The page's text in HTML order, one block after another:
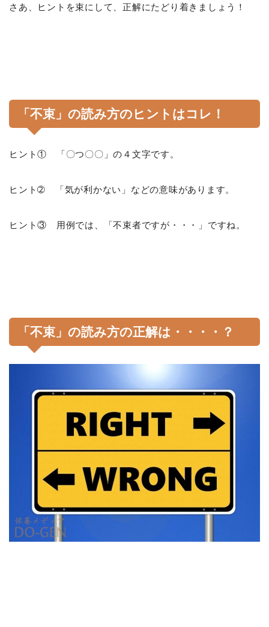
さあ、ヒントを束にして、正解にたどり着きましょう！
「不束」の読み方のヒントはコレ！
ヒント① 「〇つ〇〇」の４文字です。
ヒント➁ 「気が利かない」などの意味があります。
ヒント③ 用例では、「不束者ですが・・・」ですね。
「不束」の読み方の正解は・・・・？